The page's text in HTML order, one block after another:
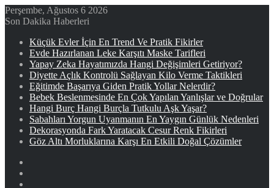
Perşembe, Ağustos 6 2026
Son Dakika Haberleri
Küçük Evler İçin En Trend Ve Pratik Fikirler
Evde Hazırlanan Leke Karşıtı Maske Tarifleri
Yapay Zeka Hayatımızda Hangi Değişimleri Getiriyor?
Diyette Açlık Kontrolü Sağlayan Kilo Verme Taktikleri
Eğitimde Başarıya Giden Pratik Yollar Nelerdir?
Bebek Beslenmesinde En Çok Yapılan Yanlışlar ve Doğrular
Hangi Burç Hangi Burçla Tutkulu Aşk Yaşar?
Sabahları Yorgun Uyanmanın En Yaygın Günlük Nedenleri
Dekorasyonda Fark Yaratacak Cesur Renk Fikirleri
Göz Altı Morluklarına Karşı En Etkili Doğal Çözümler